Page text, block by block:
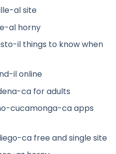
al site
al horny
il things to know when
il online
ca for adults
cucamonga-ca apps
ca free and single site